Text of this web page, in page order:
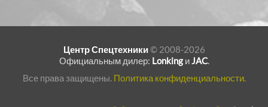
Центр Спецтехники© 2008-2026
Официальным дилер: LonkingиJAC.
Все права защищены. Политика конфиденциальности.